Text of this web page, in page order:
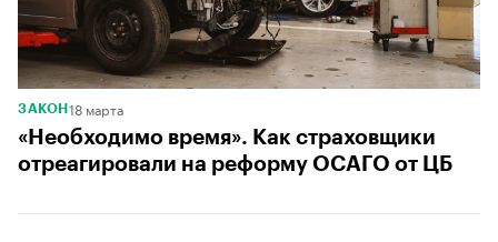
ЗАКОН 18 марта
«Необходимо время». Как страховщики
отреагировали на реформу ОСАГО от ЦБ